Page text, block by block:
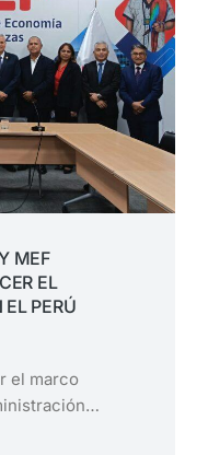
MEF
EL
EL PERÚ
el marco